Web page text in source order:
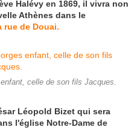
Halévy en 1869, il vivra non
Athènes dans le
rue de Douai.
celle de son fils Jacques.
Léopold Bizet qui sera
l'église Notre-Dame de